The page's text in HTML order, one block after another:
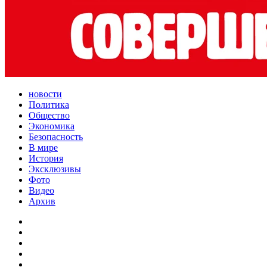
новости
Политика
Общество
Экономика
Безопасность
В мире
История
Эксклюзивы
Фото
Видео
Архив